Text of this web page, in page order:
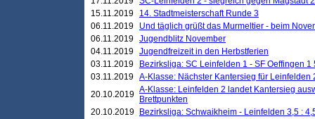
15.11.2019
14. Stadtmeisterschaft Runde 3
06.11.2019
Und täglich grüßt das Murmeltier - beim
06.11.2019 Jugendblitz November
04.11.2019 Jugendfreizeit in den Herbstferien
03.11.2019
Bezirksliga: SC Leinfelden 1 - SF Oeffingen 1
03.11.2019 A-Klasse: Nächster Kantersieg für Leinfelden
20.10.2019 A-Klasse: Leinfelden 2 landet Kantersieg
Brettpunkten
20.10.2019
Bezirksliga: Schwaikheim - Leinfelden 3,5 :